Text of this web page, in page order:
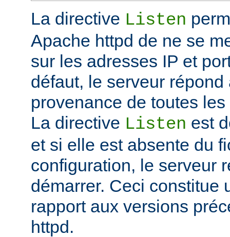
La directive Listen
Apache httpd de ne se
sur les adresses IP et
défaut, le serveur
provenance de toutes
La directive Listen est
et si elle est absente du
configuration, le serveur
démarrer. Ceci constitue
rapport aux versions
httpd.